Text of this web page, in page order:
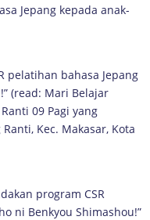
Jepang kepada anak-
pelatihan bahasa Jepang
(read: Mari Belajar
09 Pagi yang
Kec. Makasar, Kota
program CSR
ni Benkyou Shimashou!”